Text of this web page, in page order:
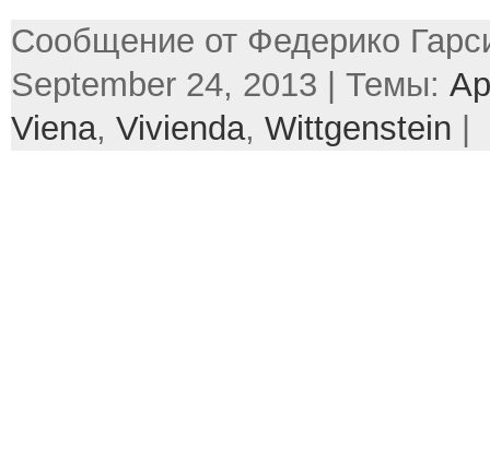
Сообщение от Федерико
September 24, 2013 | Темы:
Viena, Vivienda, Wittgenstein |